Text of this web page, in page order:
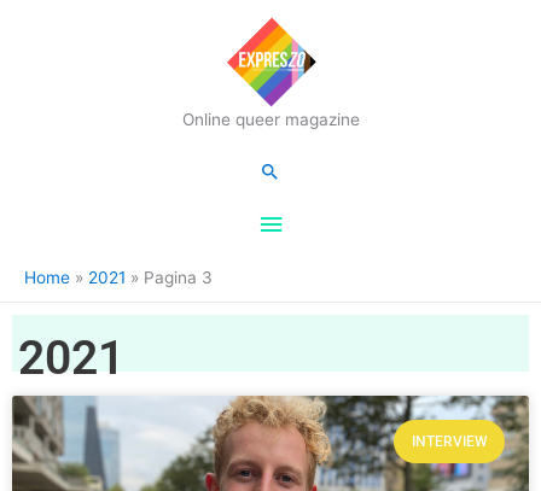
Online queer magazine
Hoofdmenu
Zoeken
Home 2021 Pagina 3
2021
INTERVIEW
Pagina
Pagina
Pagina
Pagina
PaginaPagina